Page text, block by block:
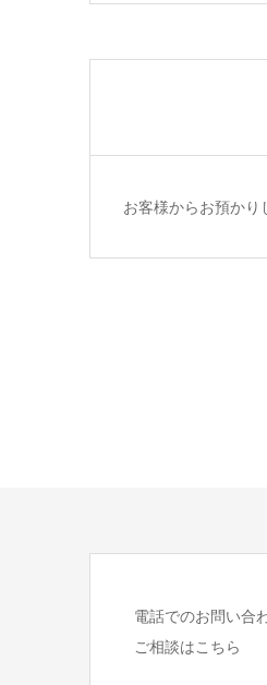
お客様からお預かり
電話でのお問い合
ご相談はこちら